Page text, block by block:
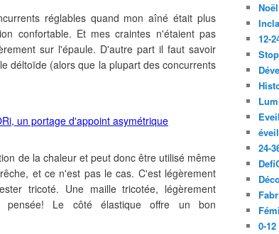
réglables quand mon aîné était plus
confortable. Et mes craintes n'étaient pas
sur l'épaule. D'autre part il faut savoir
déltoïde (alors que la plupart des concurrents
de la chaleur et peut donc être utilisé même
et ce n'est pas le cas. C'est légèrement
tricoté. Une maille tricotée, légèrement
pensée! Le côté élastique offre un bon
Noël
12-
24-
0-